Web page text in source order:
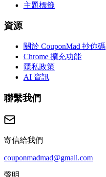
主題標籤
資源
關於 CouponMad 抄你碼
Chrome 擴充功能
隱私政策
AI 資訊
聯繫我們
寄信給我們
couponmadmad@gmail.com
聲明